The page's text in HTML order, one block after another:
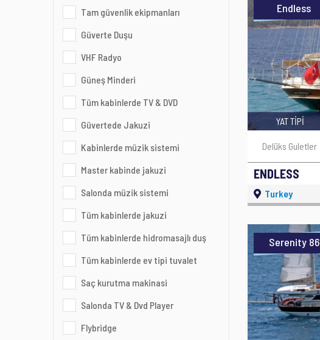
Tam güvenlik ekipmanları
Güverte Duşu
VHF Radyo
Güneş Minderi
Tüm kabinlerde TV & DVD
Güvertede Jakuzi
Kabinlerde müzik sistemi
Master kabinde jakuzi
Salonda müzik sistemi
Tüm kabinlerde jakuzi
Tüm kabinlerde hidromasajlı duş
Tüm kabinlerde ev tipi tuvalet
Saç kurutma makinasi
Salonda TV & Dvd Player
Flybridge
Endless
ENDLESS
YAT TİPİ
Delüks Guletler
Turkey
Serenity 86